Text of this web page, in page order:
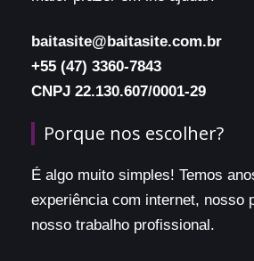
baitasite@baitasite.com.br
+55 (47) 3360-7843
CNPJ 22.130.607/0001-29
Porque nos escolher?
É algo muito simples! Temos
experiência com internet, nosso
nosso trabalho profissional.